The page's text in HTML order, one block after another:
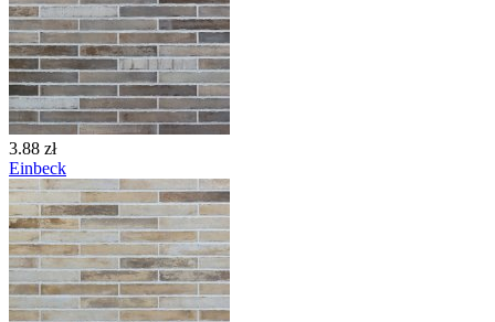
3.88 zł
Einbeck